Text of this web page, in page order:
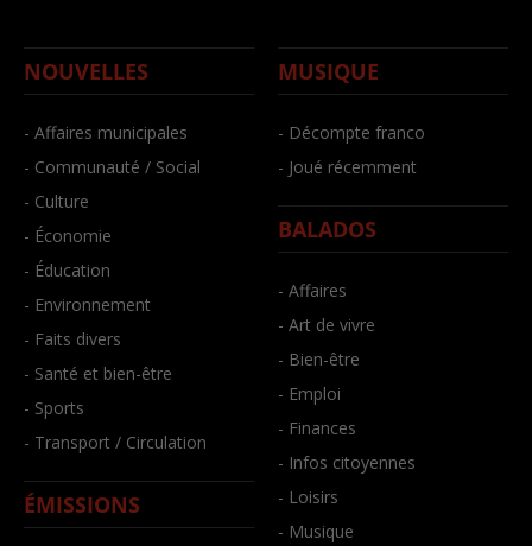
NOUVELLES
- Affaires municipales
- Communauté / Social
- Culture
- Économie
- Éducation
- Environnement
- Faits divers
- Santé et bien-être
- Sports
- Transport / Circulation
ÉMISSIONS
MUSIQUE
- Décompte franco
- Joué récemment
BALADOS
- Affaires
- Art de vivre
- Bien-être
- Emploi
- Finances
- Infos citoyennes
- Loisirs
- Musique